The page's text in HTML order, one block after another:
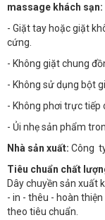
massage khách sạn:
- Giặt tay hoặc giặt
cứng.
- Không giặt chung
- Không sử dụng bột
- Không phơi trực
- Ủi nhẹ sản phẩm
Nhà sản xuất: Công
Tiêu chuẩn chất
Dây chuyền sản xuất
- in - thêu - hoàn
theo tiêu chuẩn.